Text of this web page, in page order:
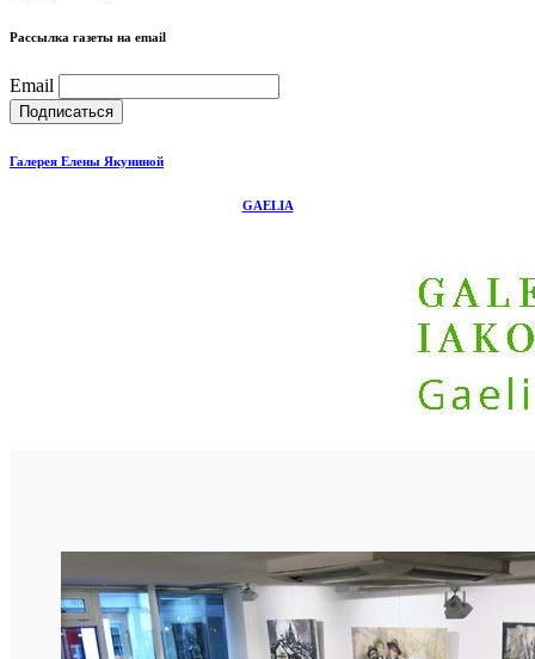
Рассылка газеты на email
Email
Галерея Елены Якуниной
GAELIA